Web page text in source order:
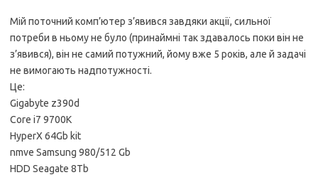
Мій поточний комп’ютер з’явився завдяки акції, сильної
потреби в ньому не було (принаймні так здавалось поки він не
з’явився), він не самий потужний, йому вже 5 років, але й задачі
не вимогають надпотужності.
Це:
Gigabyte z390d
Core i7 9700K
HyperX 64Gb kit
nmve Samsung 980/512 Gb
HDD Seagate 8Tb